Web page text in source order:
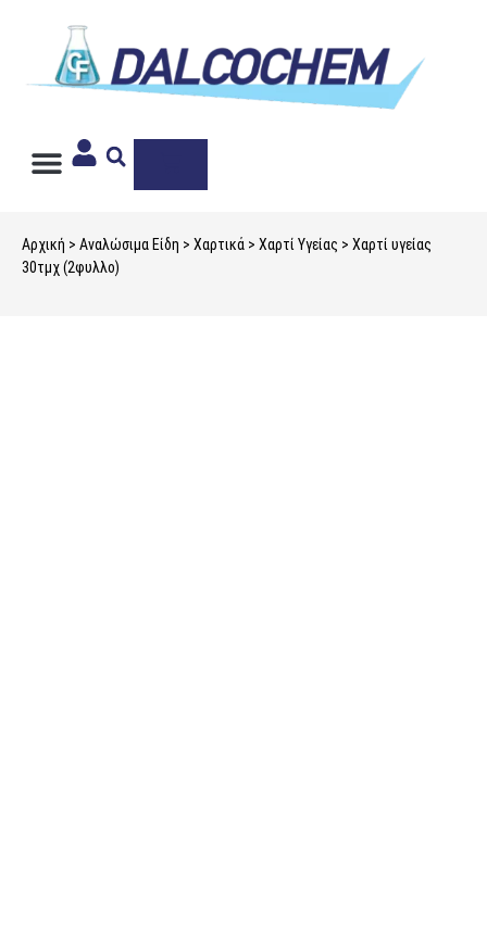
Αρχική > Αναλώσιμα Είδη > Χαρτικά > Χαρτί Υγείας > Χαρτί υγείας
30τμχ (2φυλλο)